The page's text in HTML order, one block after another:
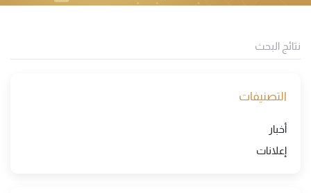
التصنيفات
أخبار
إعلانات